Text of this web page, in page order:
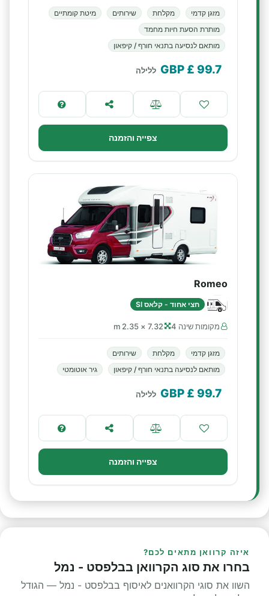
מזגן קדמי מקלחת שירותים
מיטת קומתיים
מותרת הסעת חיות מחמד
מותאם לנסיעה בתנאי חורף / קיפאון
99.7
£ GBP ללילה
צפייה והזמנה
Romeo
חצי אחוד - קלאס SI
מקומות שינה 4 7.32 × 2.35 m
מזגן קדמי מקלחת
שירותים
מותאם לנסיעה בתנאי חורף / קיפאון
גיר אוטומטי
99.7
£ GBP ללילה
צפייה והזמנה
איזה קרוואן מתאים לכם?
בחרו את סוג הקרוואן בבלפסט - נמל
השוו את סוגי הקרוואנים לאיסוף בבלפסט - נמל — הגודל